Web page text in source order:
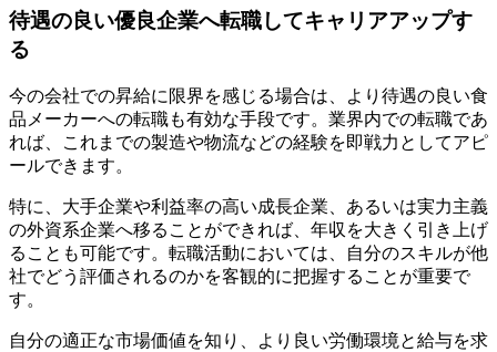
待遇の良い優良企業へ転職してキャリアアップす
る
今の会社での昇給に限界を感じる場合は、より待遇の良い食
品メーカーへの転職も有効な手段です。業界内での転職であ
れば、これまでの製造や物流などの経験を即戦力としてアピ
ールできます。
特に、大手企業や利益率の高い成長企業、あるいは実力主義
の外資系企業へ移ることができれば、年収を大きく引き上げ
ることも可能です。転職活動においては、自分のスキルが他
社でどう評価されるのかを客観的に把握することが重要で
す。
自分の適正な市場価値を知り、より良い労働環境と給与を求